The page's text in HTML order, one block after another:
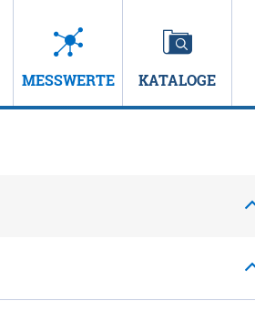
MESSWERTE KATALOGE